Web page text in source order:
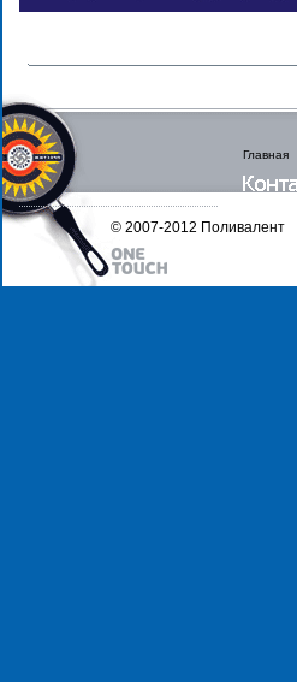
Главная
© 2007-2012 Поливалент